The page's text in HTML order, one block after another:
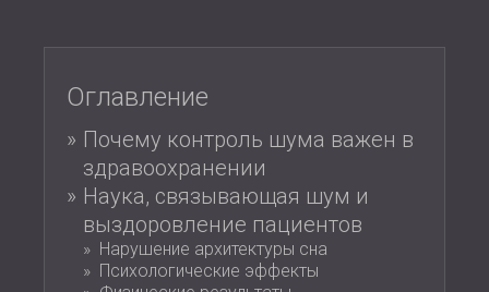
ЗВУКОИЗОЛЯЦИЯ И АКУСТИКА ДЛЯ
ЗВУКОИЗОЛЯЦИЯ И АКУСТИКА ДЛЯ
РЕСТОРАНЫ И КЛУБЫ
ЗВУКОИЗОЛЯЦИЯ И АКУСТИКА ДЛЯ
ОТЕЛИ
ЗВУКОИЗОЛЯЦИЯ И АКУСТИКА ДЛЯ
РОССИЯ (RU)
БЪЛГАРИЯ (BG)
GREAT BRITAIN (GB)
DEUTSCHLAND (DE)
ÖSTERREICH (AT)
SRBIJA (RS)
ROMÂNIA (RO)
Оглавление
Почему контроль шума важен в
здравоохранении
Наука, связывающая шум и
выздоровление пациентов
Нарушение архитектуры сна
Психологические эффекты